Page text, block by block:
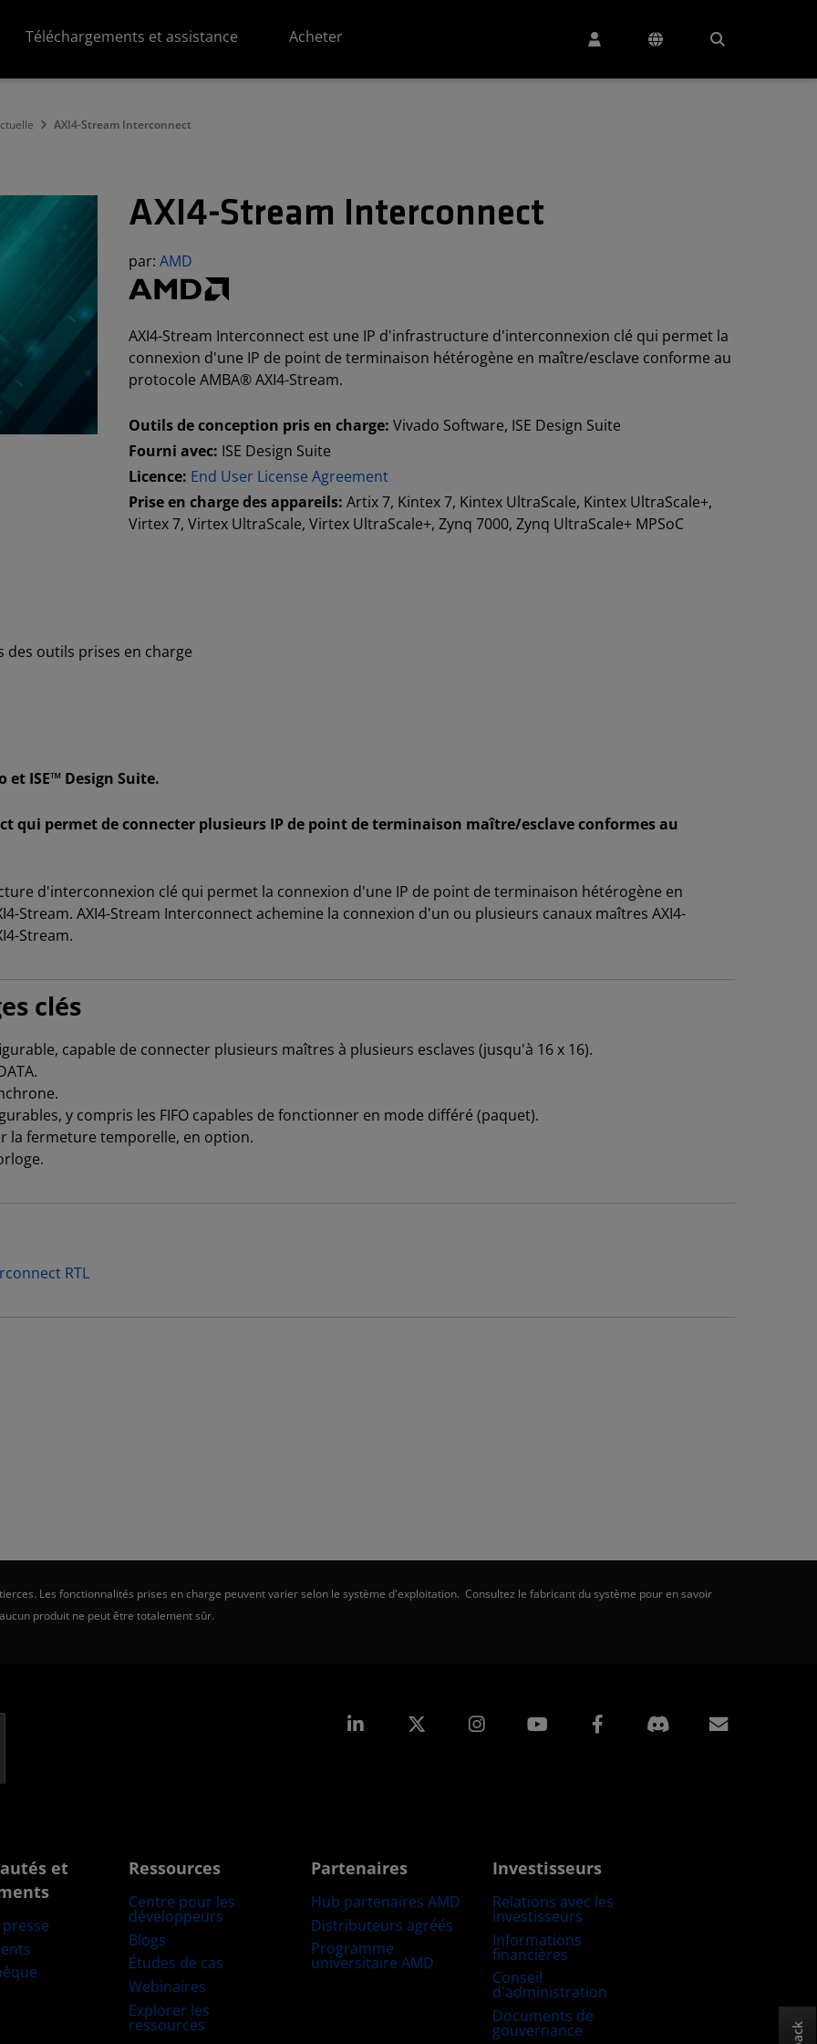
Téléchargements et assistance Acheter
AXI4-Stream Interconnect
AXI4-Stream Interconnect
par:AMD
AXI4-Stream Interconnect est une IP d'infrastructure d'interconnexion clé qui permet la
connexion d'une IP de point de terminaison hétérogène en maître/esclave conforme au
protocole AMBA® AXI4-Stream.
Outils de conception pris en charge:Vivado Software, ISE Design Suite
Fourni avec: ISE Design Suite
Licence: End User License Agreement
Prise en charge des appareils:Artix 7, Kintex 7, Kintex UltraScale, Kintex UltraScale+,
Virtex 7, Virtex UltraScale, Virtex UltraScale+, Zynq 7000, Zynq UltraScale+ MPSoC
des outils prises en charge
ISE™ Design Suite.
qui permet de connecter plusieurs IP de point de terminaison maître/esclave conformes au
d'interconnexion clé qui permet la connexion d'une IP de point de terminaison hétérogène en
Stream. AXI4-Stream Interconnect achemine la connexion d'un ou plusieurs canaux maîtres AXI4-
Stream.
clés
capable de connecter plusieurs maîtres à plusieurs esclaves (jusqu'à 16 x 16).
y compris les FIFO capables de fonctionner en mode différé (paquet).
la fermeture temporelle, en option.
RTL
Les fonctionnalités prises en charge peuvent varier selon le système d'exploitation. Consultez le fabricant du système pour en savoir
produit ne peut être totalement sûr.
LinkedIn Instagram Facebook
et
Ressources
Centre pour les
développeurs
Blogs
Études de cas
Webinaires
Explorer les
ressources
Partenaires
Hub partenaires AMD
Distributeurs agréés
Programme
universitaire AMD
Investisseurs
Relations avec les
investisseurs
Informations
financières
Conseil
d'administration
Documents de
gouvernance